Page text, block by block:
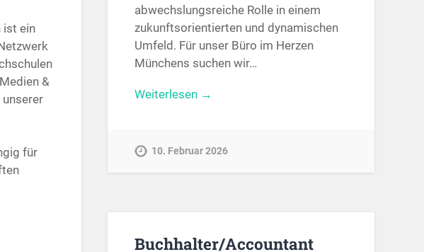
abwechslungsreiche Rolle in einem
zukunftsorientierten und dynamischen
Umfeld. Für unser Büro im Herzen
Münchens suchen wir…
Weiterlesen →
10. Februar 2026
ist ein
&
für
Buchhalter/Accountant